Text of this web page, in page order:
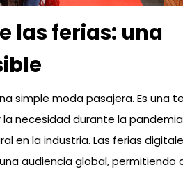
las ferias: una
simple moda pasajera. Es una
necesidad durante la
en la industria. Las ferias
audiencia global, permitiendo